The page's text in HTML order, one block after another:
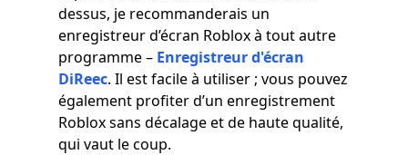
dessus, je recommanderais un
enregistreur d’écran Roblox à tout autre
programme – Enregistreur d'écran
DiReec. Il est facile à utiliser ; vous pouvez
également profiter d’un enregistrement
Roblox sans décalage et de haute qualité,
qui vaut le coup.